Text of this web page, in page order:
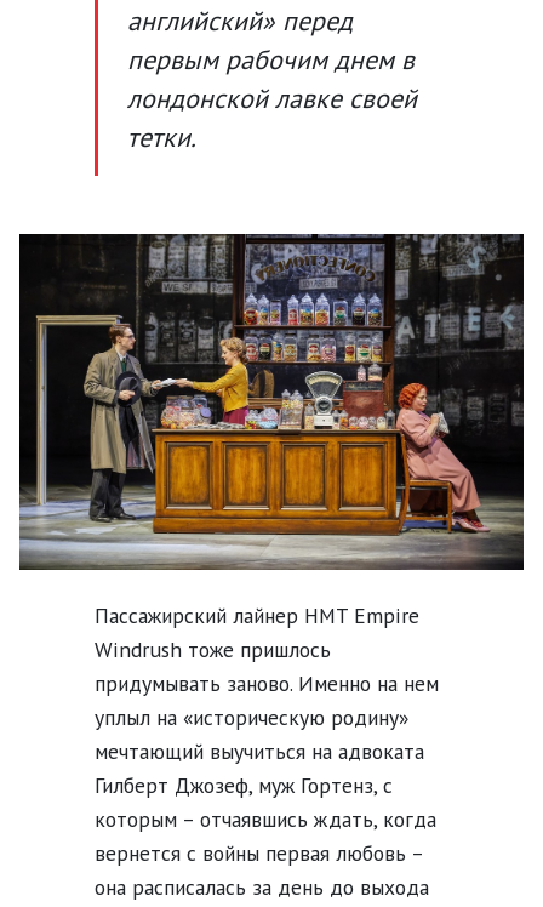
английский» перед
первым рабочим днем в
лондонской лавке своей
тетки.
Пассажирский лайнер HMT Empire
Windrush тоже пришлось
придумывать заново. Именно на нем
уплыл на «историческую родину»
мечтающий выучиться на адвоката
Гилберт Джозеф, муж Гортенз, с
которым – отчаявшись ждать, когда
вернется с войны первая любовь –
она расписалась за день до выхода